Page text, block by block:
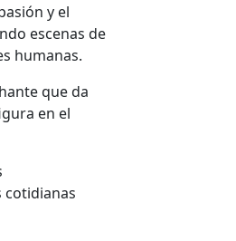
y el
escenas de
humanas.
que da
en el
cotidianas